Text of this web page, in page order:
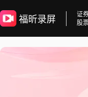
福昕录屏
证
股